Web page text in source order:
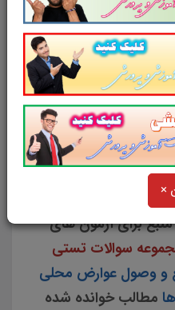
×
هابا پاسخ
ترتیبات وضع و
خدمات دهیاری ها.
ترتیبات وضع و وصول
دهیاری هاشامل
با پاسخ تشریحی
برای آزمون های
سوالات تستی
و وصول عوارض محلی
مطالب خوانده شده